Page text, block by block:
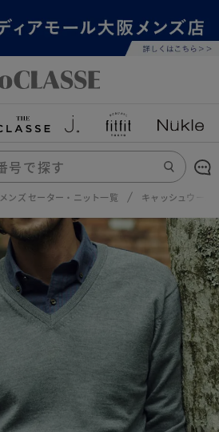
メンズ セーター・ニット一覧 キャッシュウール